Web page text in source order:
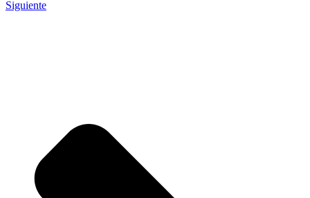
Siguiente